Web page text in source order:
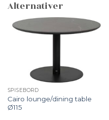
Alternativer
SPISEBORD
Cairo lounge/dining table
Ø115